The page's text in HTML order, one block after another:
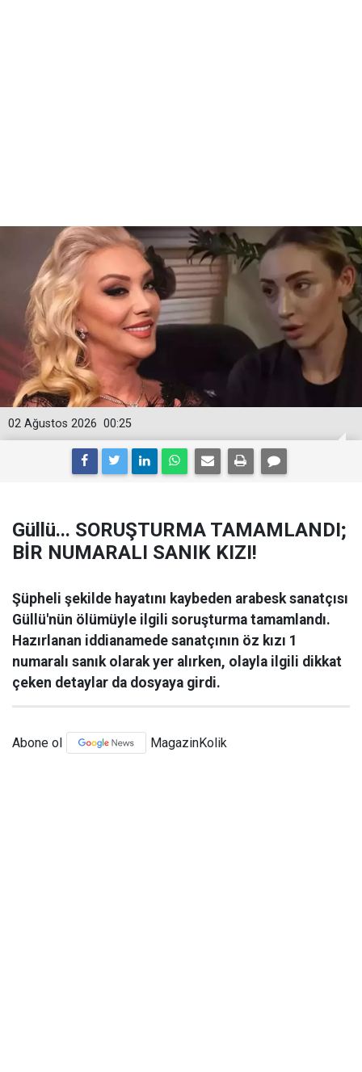
00:25
02 Ağustos 2026
Güllü... SORUŞTURMA TAMAMLANDI;
BİR NUMARALI SANIK KIZI!
Şüpheli şekilde hayatını kaybeden arabesk sanatçısı
Güllü'nün ölümüyle ilgili soruşturma tamamlandı.
Hazırlanan iddianamede sanatçının öz kızı 1
numaralı sanık olarak yer alırken, olayla ilgili dikkat
çeken detaylar da dosyaya girdi.
Abone ol MagazinKolik